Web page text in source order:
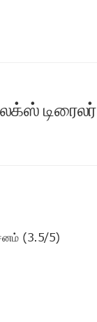
டிரைலர்
(3.5/5)